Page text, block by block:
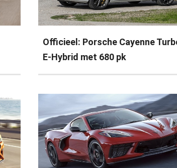
Officieel: Porsche Cayenne
E-Hybrid met 680 pk